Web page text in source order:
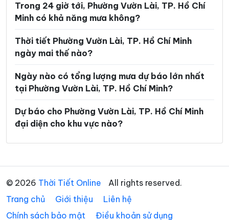
Phường Linh Xuân Phường Long Bình
Phường Long Hương Phường Long Nguyên
Phường Long Phước Phường Long Trường
Phường Minh Phụng Phường Nhiêu Lộc
Phường Phú An Phường Phú Định
Phường Phú Mỹ Phường Phú Nhuận
Phường Phú Thạnh Phường Phú Thọ Hòa
Phường Phú Thuận Phường Phước Long
Phường Phước Thắng Phường Rạch Dừa
Phường Sài Gòn Phường Tam Bình
Trong 24 giờ tới, Phường Vườn Lài, TP. Hồ Chí
Minh có khả năng mưa không?
Thời tiết Phường Vườn Lài, TP. Hồ Chí Minh
ngày mai thế nào?
Ngày nào có tổng lượng mưa dự báo lớn nhất
tại Phường Vườn Lài, TP. Hồ Chí Minh?
Dự báo cho Phường Vườn Lài, TP. Hồ Chí Minh
đại diện cho khu vực nào?
© 2026 Thời Tiết Online
All rights reserved.
Trang chủ
Giới thiệu
Liên hệ
Chính sách bảo mật
Điều khoản sử dụng